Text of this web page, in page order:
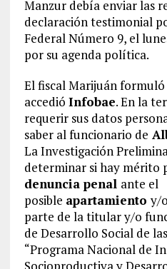
Manzur debía enviar las
declaración testimonial
Federal Número 9, el
por su agenda política.
El fiscal Marijuán formuló
accedió Infobae. En la
requerir sus datos
saber al funcionario de
La Investigación
determinar si hay mérito
denuncia penal ante el
posible apartamientoy/
parte de la titular y/o
de Desarrollo Social de
“Programa Nacional de